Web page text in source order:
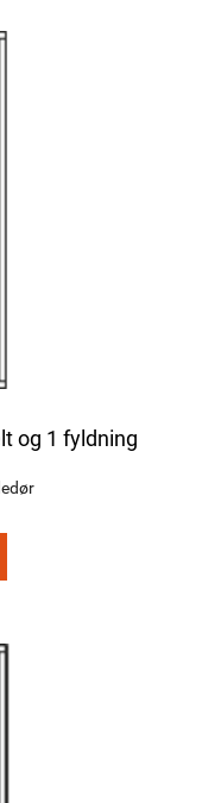
og 1 fyldning